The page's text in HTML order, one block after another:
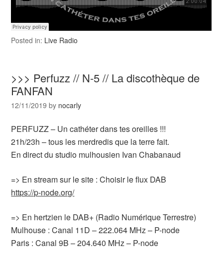
Posted in: Live Radio
>>> Perfuzz // N-5 // La discothèque de
FANFAN
12/11/2019 by nocarly
PERFUZZ – Un cathéter dans tes oreilles !!!
21h/23h – tous les merdredis que la terre fait.
En direct du studio mulhousien Ivan Chabanaud
=> En stream sur le site : Choisir le flux DAB
https://p-node.org/
=> En hertzien le DAB+ (Radio Numérique Terrestre)
Mulhouse : Canal 11D – 222.064 MHz – P-node
Paris : Canal 9B – 204.640 MHz – P-node